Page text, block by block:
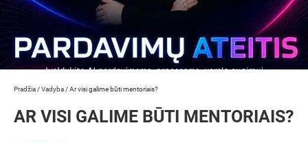
Pradžia /Vadyba /Ar visi galime būti mentoriais?
AR VISI GALIME BŪTI MENTORIAIS?